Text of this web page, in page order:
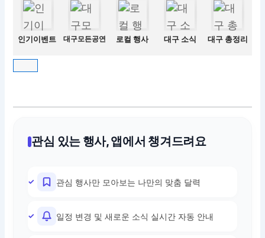
인기이벤트 대구모든공연 로컬 행사 대구 소식 대구 총정리
관심 있는 행사, 앱에서 챙겨드려요
관심 행사만 모아보는 나만의 맞춤 달력
일정 변경 및 새로운 소식 실시간 자동 안내